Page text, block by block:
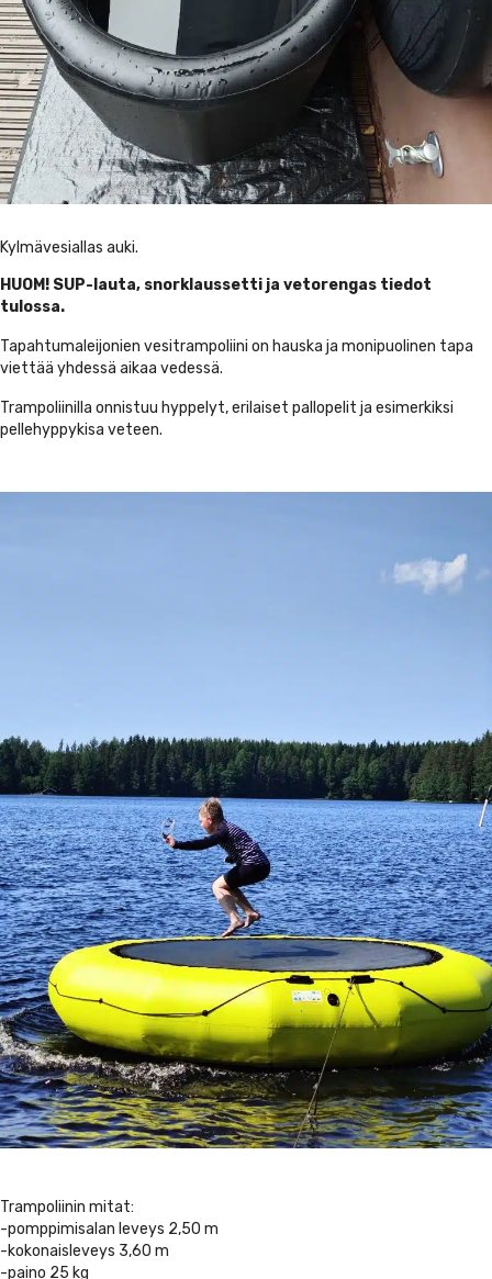
Kylmävesiallas auki.
HUOM! SUP-lauta, snorklaussetti ja vetorengas tiedot
tulossa.
Tapahtumaleijonien vesitrampoliini on hauska ja monipuolinen tapa
viettää yhdessä aikaa vedessä.
Trampoliinilla onnistuu hyppelyt, erilaiset pallopelit ja esimerkiksi
pellehyppykisa veteen.
Trampoliinin mitat:
-pomppimisalan leveys 2,50 m
-kokonaisleveys 3,60 m
-paino 25 kg